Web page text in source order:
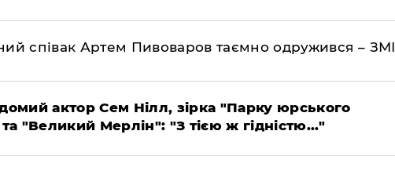
співак Артем Пивоваров таємно одружився – ЗМІ
актор Сем Нілл, зірка "Парку юрського
"Великий Мерлін": "З тією ж гідністю..."